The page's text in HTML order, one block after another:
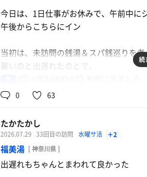
うな重、お疲れ様セット、サラダ、ソ
フトクリーム
色々頂き、腹パンです。鰻の特上は入
らないね🤣
缶ビール
ニ活もこなして、風呂上がりも満足
待ち時間使い切ったので、マウンテンデ
10月からこちらの訪問も増えるのかな？
帰宅したら、
サウナイキタイ×一番搾り糖質0コラボ
ビール党には嬉しいプレゼント😆👍
今日も、ありがとうございました
身体洗って、サウナに入る
温度は90度
穏やかなサウナも、20分ごとの爆風はキ
上から埋まる座席も、ロウリュが終わ
一杯だ
上段は、足元が水浸しになりやすいのが
よもぎ塩サウナは、よもぎが蒸してあっ
他の施設も、スチームサウナは、みんな
水風呂15.6度、奥では水が注ぎ込まれて、
なかなかイイね
今日は、1日仕事がお休みで、午前中に
午後からこちらにイン
当初は、未訪問の銭湯＆スパ銭巡りを考
暑いのと出遅れたのとで、
屋外は暑くて避けたけど、余力はあった
キングサウナは95度
熱波の日だったようですが、時間合わず
毎時のロウリュも受けました。
続
0 63
たかたかし
2026.07.29 33回目の訪問 水曜サ活 ＋2
福美湯 [ 神奈川県 ]
出遅れもちゃんとまわれて良かった